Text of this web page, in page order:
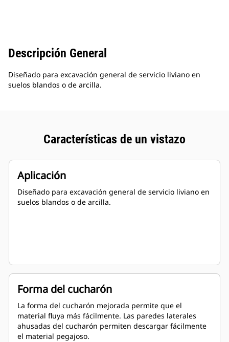
Descripción General
Diseñado para excavación general de servicio liviano en
suelos blandos o de arcilla.
Características de un vistazo
Aplicación
Diseñado para excavación general de servicio liviano en
suelos blandos o de arcilla.
Forma del cucharón
La forma del cucharón mejorada permite que el
material fluya más fácilmente. Las paredes laterales
ahusadas del cucharón permiten descargar fácilmente
el material pegajoso.